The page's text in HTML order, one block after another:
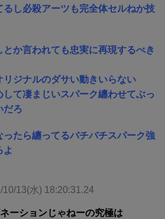
し必殺アーツも完全体セルねか技
か言われても忠実に再現するべき
リジナルのダサい動きいらない
て凄まじいスパーク纏わせてぶっ
だろ
たら纏ってるバチバチスパーク強
よ
10/13(水) 18:20:31.24
ーションじゃねーの究極は